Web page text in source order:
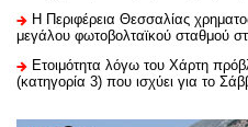
H Περιφέρεια Θεσσαλίας
μεγάλου φωτοβολταϊκού σταθμού
Ετοιμότητα λόγω του Χάρτη
(κατηγορία 3) που ισχύει για το